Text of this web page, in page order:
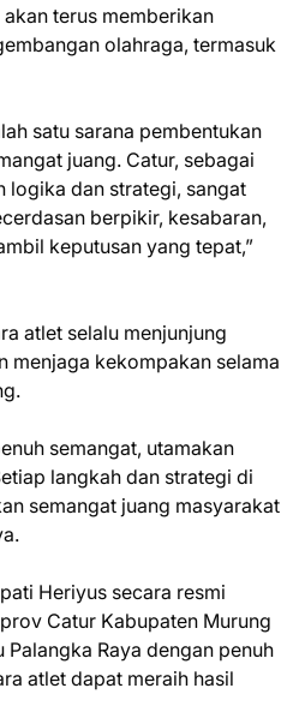
terus memberikan
olahraga, termasuk
satu sarana pembentukan
juang. Catur, sebagai
logika dan strategi, sangat
berpikir, kesabaran,
keputusan yang tepat,”
atlet selalu menjunjung
menjaga kekompakan selama
semangat, utamakan
langkah dan strategi di
semangat juang masyarakat
Heriyus secara resmi
Catur Kabupaten Murung
Palangka Raya dengan penuh
atlet dapat meraih hasil